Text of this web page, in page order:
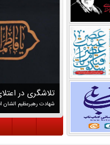
آجرک الله یابقیه الله
گزارشی از نشست بعثت خون
یا سکوت؟
تلاشگری در
شهادت رهبرعظیم الشان